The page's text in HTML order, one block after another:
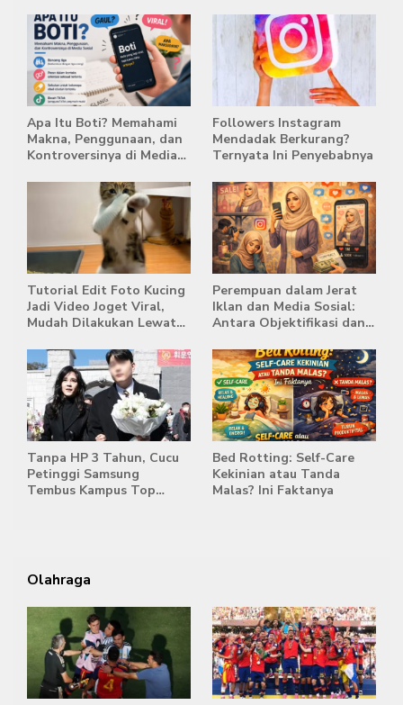
Apa Itu Boti? Memahami
Makna, Penggunaan, dan
Kontroversinya di Media
Followers Instagram
Mendadak Berkurang?
Ternyata Ini Penyebabnya
Tutorial Edit Foto Kucing
Jadi Video Joget Viral,
Mudah Dilakukan Lewat
Perempuan dalam Jerat
Iklan dan Media Sosial:
Antara Objektifikasi dan
Tanpa HP 3 Tahun, Cucu
Petinggi Samsung
Tembus Kampus Top
Bed Rotting: Self-Care
Kekinian atau Tanda
Malas? Ini Faktanya
Olahraga